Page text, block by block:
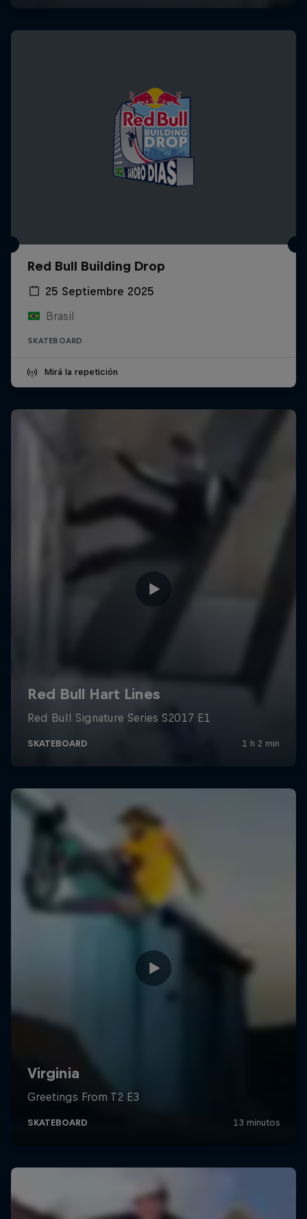
Red Bull Building Drop
25 Septiembre 2025
Brasil
SKATEBOARD
Mirá la repetición